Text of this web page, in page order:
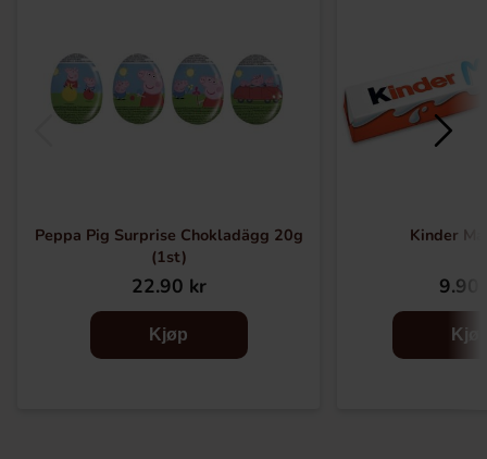
Peppa Pig Surprise Chokladägg 20g
(1st)
22.90 kr
Kjøp
Kinder
9.90